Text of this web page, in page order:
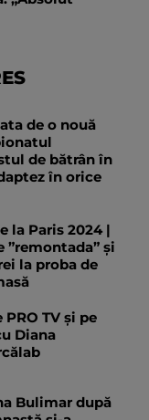
de o nouă
de bătrân în
în orice
la Paris 2024 |
”remontada” și
la proba de
TV și pe
Diana
Bulimar după